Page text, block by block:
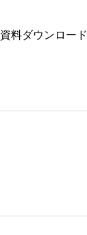
資料ダウンロード